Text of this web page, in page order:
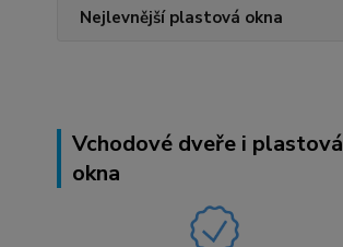
Nejlevnější plastová okna
Vchodové dveře i plastová
okna